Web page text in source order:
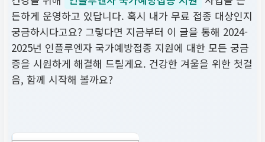
든하게 운영하고 있답니다. 혹시 내가 무료 접종 대상인지
궁금하시다고요? 그렇다면 지금부터 이 글을 통해 2024-
2025년 인플루엔자 국가예방접종 지원에 대한 모든 궁금
증을 시원하게 해결해 드릴게요. 건강한 겨울을 위한 첫걸
음, 함께 시작해 볼까요?